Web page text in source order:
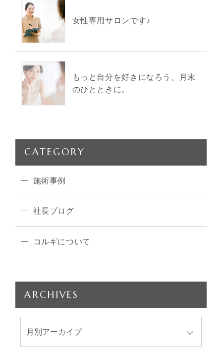
女性専用サロンです♪
もっと自分を好きになろう。月末
のひとときに。
CATEGORY
施術事例
社長ブログ
コルギについて
ARCHIVES